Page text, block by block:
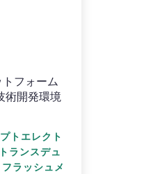
フォーム
術開発環境
トエレクト
ランスデュ
フラッシュメ